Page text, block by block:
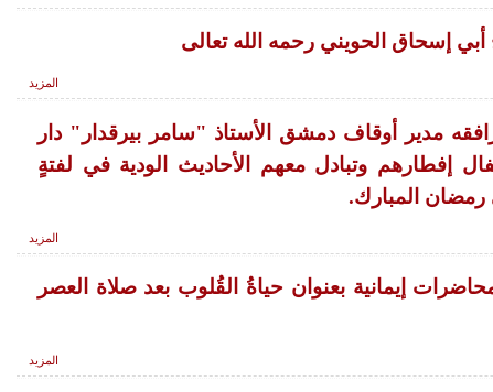
أبي إسحاق الحويني رحمه الله تعالى
المزيد
مدير أوقاف دمشق الأستاذ "سامر بيرقدار" دار
إفطارهم وتبادل معهم الأحاديث الودية في لفتةٍ
رمضان المبارك.
المزيد
إيمانية بعنوان حياةُ القُلوب بعد صلاة العصر
المزيد